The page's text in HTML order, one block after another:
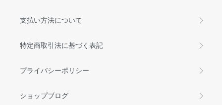
支払い方法について
特定商取引法に基づく表記
プライバシーポリシー
ショップブログ